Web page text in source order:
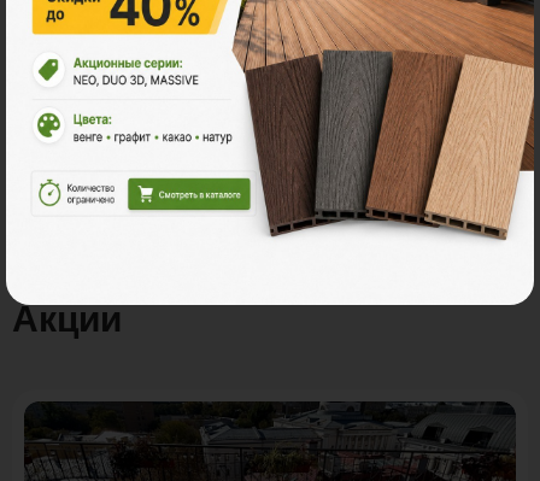
В корзину Рассчитать
Акции